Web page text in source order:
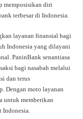
memposisikan diri
terbesar di Indonesia.
layanan finansial bagi
Indonesia yang dilayani
PaninBank senantiasa
bagi nasabah melalui
dan terus
Dengan moto layanan
untuk memberikan
Indonesia.